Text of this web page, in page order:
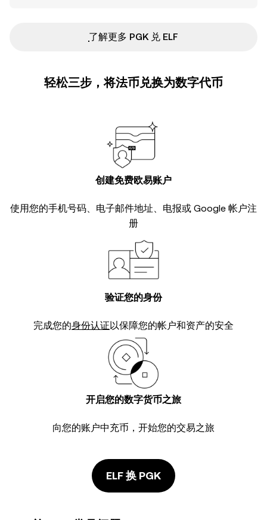
ִִִִִִִִִִִִִִִִִִִִִִִִִִִִִִִִִִִִִִִִִִִִִִִ了解更多 PGK 兑 ELF
轻松三步，将法币兑换为数字代币
创建免费欧易账户
使用您的手机号码、电子邮件地址、电报或 Google 帐户注
册
验证您的身份
完成您的身份认证以保障您的帐户和资产的安全
开启您的数字货币之旅
向您的账户中充币，开始您的交易之旅
ELF 换 PGK